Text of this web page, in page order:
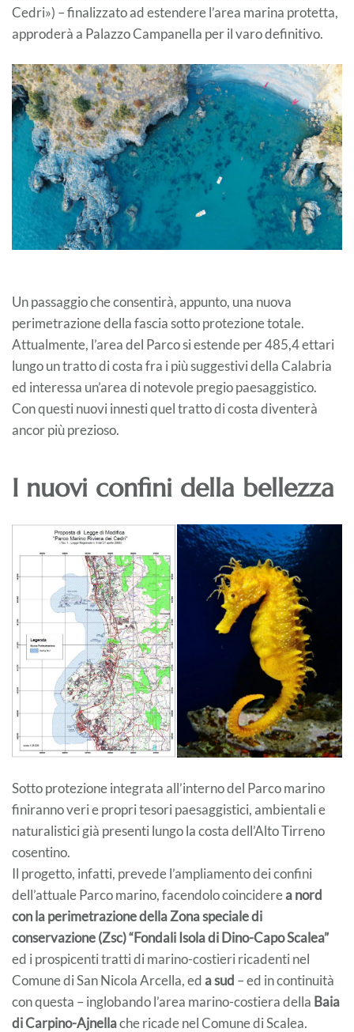
Cedri») – finalizzato ad estendere l’area marina protetta,
approderà a Palazzo Campanella per il varo definitivo.
Un passaggio che consentirà, appunto, una nuova
perimetrazione della fascia sotto protezione totale.
Attualmente, l’area del Parco si estende per 485,4 ettari
lungo un tratto di costa fra i più suggestivi della Calabria
ed interessa un’area di notevole pregio paesaggistico.
Con questi nuovi innesti quel tratto di costa diventerà
ancor più prezioso.
I nuovi confini della bellezza
Sotto protezione integrata all’interno del Parco marino
finiranno veri e propri tesori paesaggistici, ambientali e
naturalistici già presenti lungo la costa dell’Alto Tirreno
cosentino.
Il progetto, infatti, prevede l’ampliamento dei confini
dell’attuale Parco marino, facendolo coinciderea nord
con la perimetrazione della Zona speciale di
conservazione (Zsc) “Fondali Isola di Dino-Capo Scalea”
ed i prospicenti tratti di marino-costieri ricadenti nel
Comune di San Nicola Arcella, eda sud – ed in continuità
con questa – inglobando l’area marino-costiera della Baia
di Carpino-Ajnellache ricade nel Comune di Scalea.